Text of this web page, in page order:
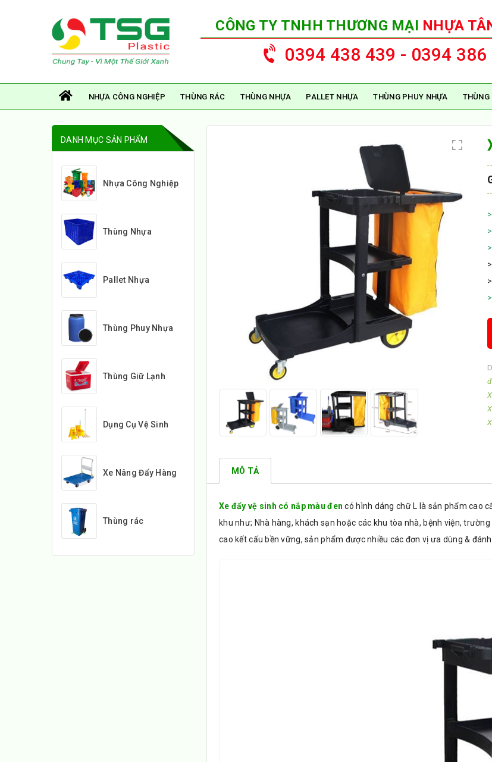
CÔNG TY TNHH THƯƠNG MẠI NHỰA
0394 438 439 - 0394 386
NHỰA CÔNG NGHIỆP THÙNG RÁC THÙNG NHỰA PALLET NHỰA THÙNG PHUY NHỰA THÙNG
MÔ TẢ
Xe đẩy vệ sinh có nắp màu đen có hình dáng chữ L là sản phẩm cao
khu như; Nhà hàng, khách sạn hoặc các khu tòa nhà, bệnh viện,
cao kết cấu bền vững, sản phẩm được nhiều các đơn vị ưa dùng &
DANH MỤC SẢN PHẨM
Nhựa Công Nghiệp
Thùng Nhựa
Pallet Nhựa
Thùng Phuy Nhựa
Thùng Giữ Lạnh
Dụng Cụ Vệ Sinh
Xe Nâng Đẩy Hàng
Thùng rác